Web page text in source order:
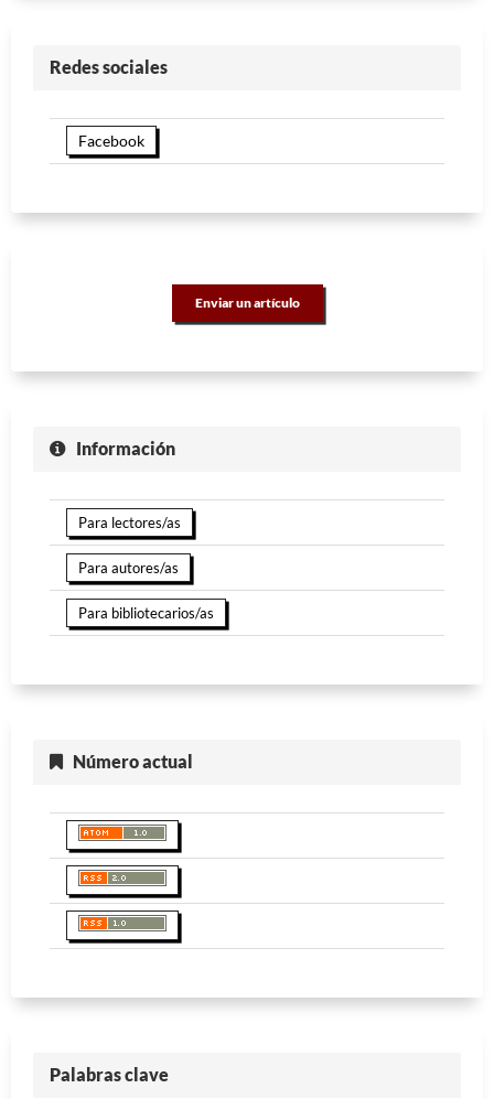
Redes sociales
Facebook
Enviar un artículo
Información
Para lectores/as
Para autores/as
Para bibliotecarios/as
Número actual
Palabras clave